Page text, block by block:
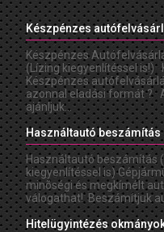
Készpénzes
Készpénzes
(Lízing kiegyenlítéssel is!)
Készpénzes
azonnal eladási formát ?
ajánljuk...
Használtautó beszámítás
Használtautó beszámítás
kiegyenlítéssel is)
minõségi és megkímélt
válogathat! Beszámítjuk
Hitelügyintézés